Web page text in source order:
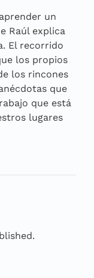
un
Raúl explica
El recorrido
los propios
los rincones
que
que está
lugares